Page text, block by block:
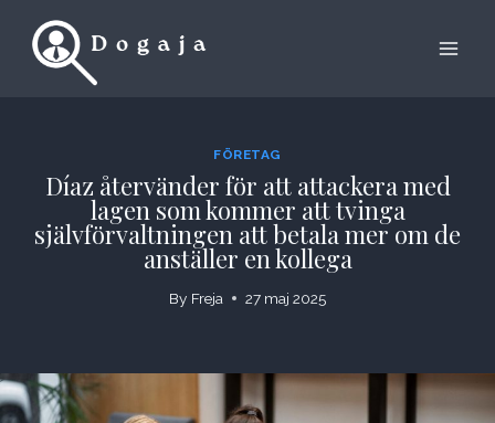
FÖRETAG
Díaz återvänder för att attackera med
lagen som kommer att tvinga
självförvaltningen att betala mer om de
anställer en kollega
By Freja 27 maj 2025